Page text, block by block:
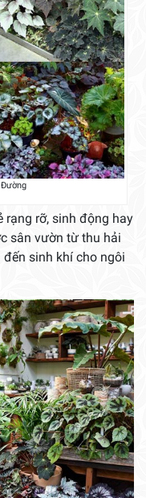
rạng rỡ, sinh động hay
sân vườn từ thu hải
sinh khí cho ngôi